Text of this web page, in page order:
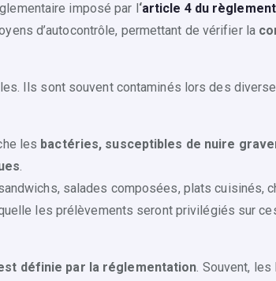
imposé par l‘article 4 du règlement
d’autocontrôle, permettant de vérifier la
Ils sont souvent contaminés lors des
les bactéries, susceptibles de nuire
.
salades composées, plats cuisinés,
les prélèvements seront privilégiés sur
définie par la réglementation. Souvent,